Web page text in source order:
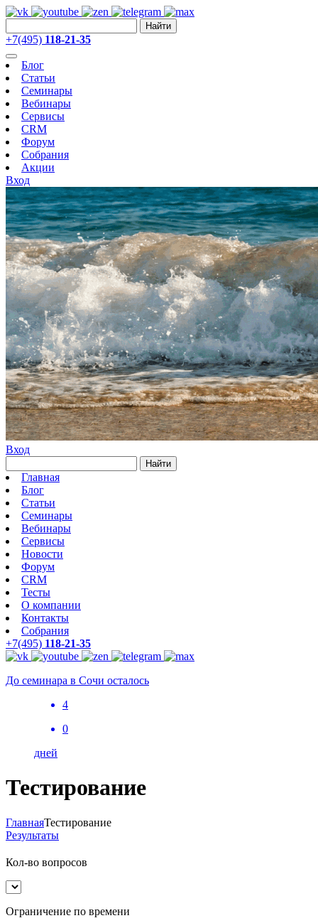
Найти
+7(495) 118-21-35
Блог
Статьи
Семинары
Вебинары
Сервисы
CRM
Форум
Собрания
Акции
Вход
Вход
Найти
Главная
Блог
Статьи
Семинары
Вебинары
Сервисы
Новости
Форум
CRM
Тесты
О компании
Контакты
Собрания
+7(495) 118-21-35
До семинара в Сочи осталось
4
0
дней
Тестирование
ГлавнаяТестирование
Результаты
Кол-во вопросов
Ограничение по времени